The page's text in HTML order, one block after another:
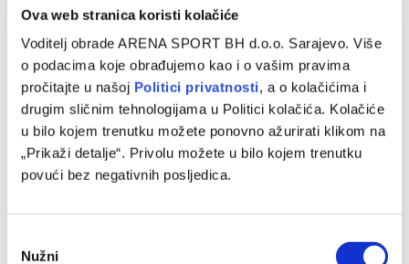
Ova web stranica koristi kolačiće
Voditelj obrade ARENA SPORT BH d.o.o. Sarajevo. Više
o podacima koje obrađujemo kao i o vašim pravima
pročitajte u našoj Politici privatnosti, a o kolačićima i
drugim sličnim tehnologijama u Politici kolačića. Kolačiće
u bilo kojem trenutku možete ponovno ažurirati klikom na
„Prikaži detalje“. Privolu možete u bilo kojem trenutku
povući bez negativnih posljedica.
Selection
Nužni
Programska šema